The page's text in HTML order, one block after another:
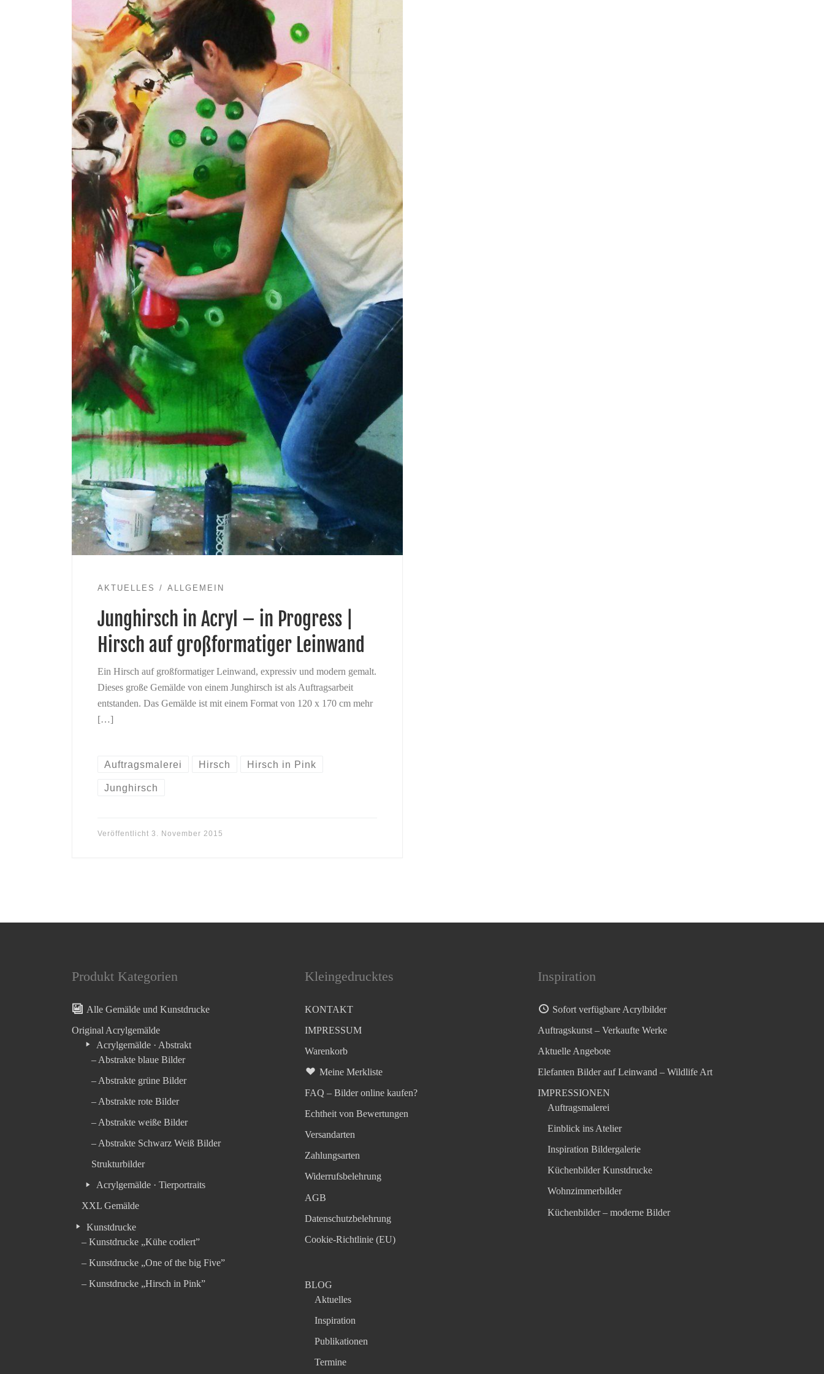
AKTUELLES ALLGEMEIN
Junghirsch in Acryl – in Progress |
Hirsch auf großformatiger Leinwand
Ein Hirsch auf großformatiger Leinwand, expressiv und modern gemalt.
Dieses große Gemälde von einem Junghirsch ist als Auftragsarbeit
entstanden. Das Gemälde ist mit einem Format von 120 x 170 cm mehr
[…]
Auftragsmalerei Hirsch Hirsch in Pink
Junghirsch
Veröffentlicht 3. November 2015
Produkt Kategorien
Alle Gemälde und Kunstdrucke
Original Acrylgemälde
Acrylgemälde · Abstrakt
– Abstrakte blaue Bilder
– Abstrakte grüne Bilder
– Abstrakte rote Bilder
– Abstrakte weiße Bilder
– Abstrakte Schwarz Weiß Bilder
Strukturbilder
Acrylgemälde · Tierportraits
XXL Gemälde
Kunstdrucke
– Kunstdrucke „Kühe codiert”
– Kunstdrucke „One of the big Five”
– Kunstdrucke „Hirsch in Pink”
Kleingedrucktes
KONTAKT
IMPRESSUM
Warenkorb
Meine Merkliste
FAQ – Bilder online kaufen?
Echtheit von Bewertungen
Versandarten
Zahlungsarten
Widerrufsbelehrung
AGB
Datenschutzbelehrung
Cookie-Richtlinie (EU)
BLOG
Aktuelles
Inspiration
Publikationen
Termine
Inspiration
Sofort verfügbare Acrylbilder
Auftragskunst – Verkaufte Werke
Aktuelle Angebote
Elefanten Bilder auf Leinwand – Wildlife Art
IMPRESSIONEN
Auftragsmalerei
Einblick ins Atelier
Inspiration Bildergalerie
Küchenbilder Kunstdrucke
Wohnzimmerbilder
Küchenbilder – moderne Bilder